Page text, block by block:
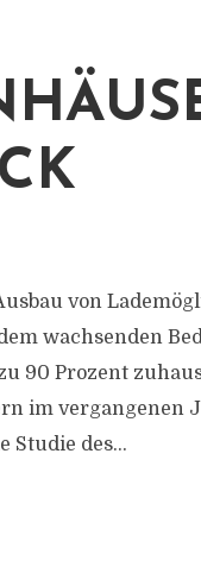
von
wachsenden
90 Prozent
im vergangenen
Studie des...